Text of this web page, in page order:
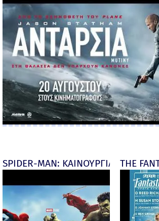
SPIDER-MAN: ΚΑΙΝΟΥΡΓΙΑ ΜΕΡΑ
THE